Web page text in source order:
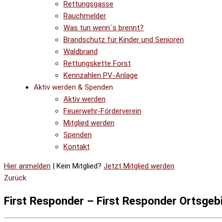
Rettungsgasse
Rauchmelder
Was tun wenn´s brennt?
Brandschutz für Kinder und Senioren
Waldbrand
Rettungskette Forst
Kennzahlen PV-Anlage
Aktiv werden & Spenden
Aktiv werden
Feuerwehr-Förderverein
Mitglied werden
Spenden
Kontakt
Hier anmelden | Kein Mitglied? Jetzt Mitglied werden
Zurück
First Responder – First Responder